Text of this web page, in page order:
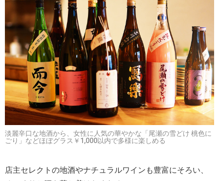
淡麗辛口な地酒から、女性に人気の華やかな「尾瀬の雪どけ 桃色に
ごり」などほぼグラス￥1,000以内で多様に楽しめる
店主セレクトの地酒やナチュラルワインも豊富にそろい、